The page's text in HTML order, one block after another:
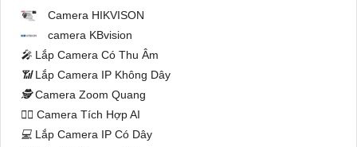
Camera HIKVISON
camera KBvision
️🎤️ Lắp Camera Có Thu Âm
📶Lắp Camera IP Không Dây
🕵️Camera Zoom Quang
🧛‍♀️ Camera Tích Hợp AI
💻 Lắp Camera IP Có Dây